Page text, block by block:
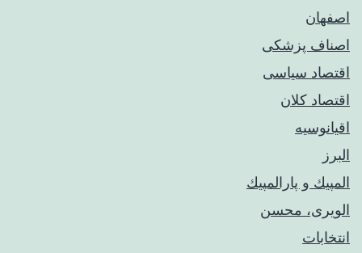
اصفهان
اصناف پزشکی
اقتصاد سیاسی
اقتصاد کلان
اقیانوسیه
البرز
المپيك و پارالمپيك
الویری، محسن
انتخابات